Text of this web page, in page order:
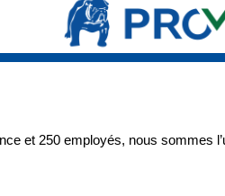
et 250 employés, nous sommes